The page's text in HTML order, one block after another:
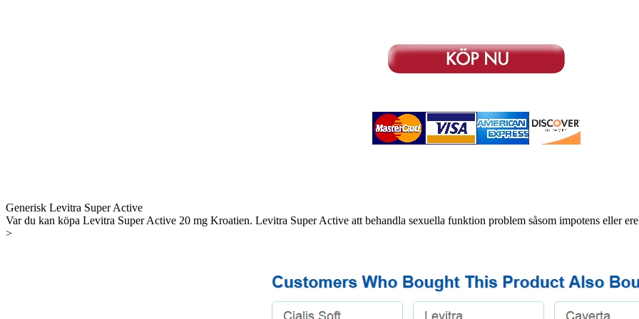
Generisk Levitra Super Active
Var du kan köpa Levitra Super Active 20 mg Kroatien. Levitra Super Active att behandla sexuella funktion problem såsom impotens eller
>